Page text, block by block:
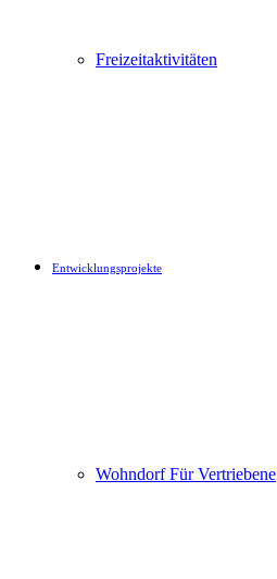
Freizeitaktivitäten
Entwicklungsprojekte
Wohndorf Für Vertriebene